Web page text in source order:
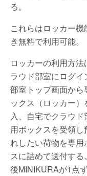
る。
これらはロッカー機
き無料で利用可能。
ロッカーの利用方法
ラウド部室にログイ
部室トップ画面から
ックス（ロッカー）
入、自宅でクラウド
用ボックスを受領し
れしたい荷物を専用
スに詰めて送付する
後MINIKURAが1点